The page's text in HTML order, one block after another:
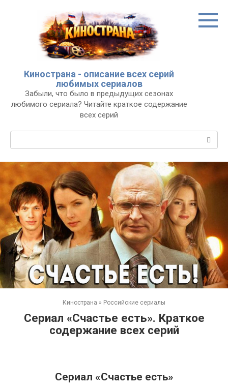
Кинострана - описание всех серий
любимых сериалов
Забыли, что было в предыдущих сезонах
любимого сериала? Читайте краткое содержание
всех серий
Кинострана » Российские сериалы
Сериал «Счастье есть». Краткое
содержание всех серий
Сериал «Счастье есть»